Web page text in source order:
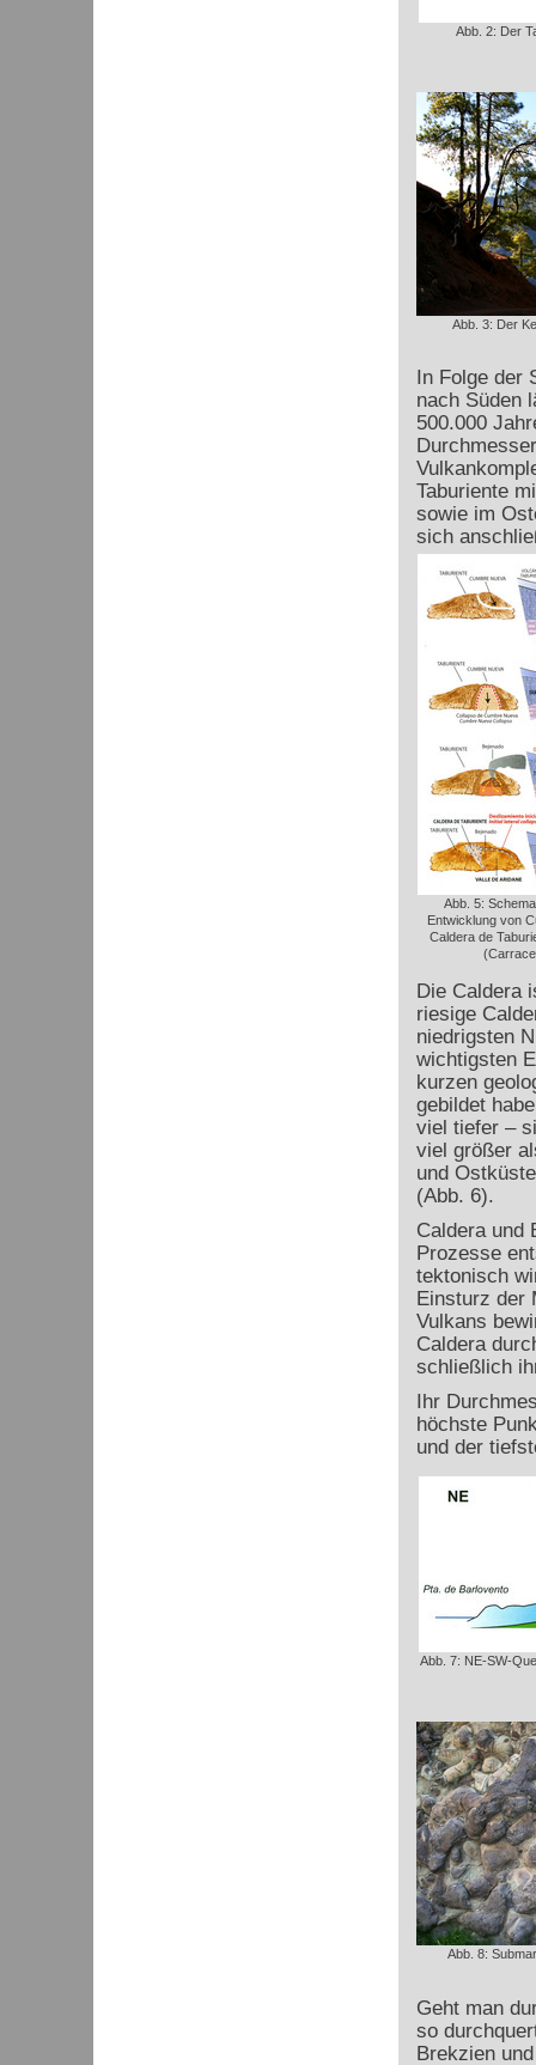
Abb. 2: Der
Abb. 3: Der
In Folge der
nach Süden
500.000
Taburiente
sowie im
sich
Abb. 5:
Entwicklung von
Caldera de
Die Caldera
riesige
niedrigsten
wichtigsten
kurzen
gebildet
viel tiefer –
viel größer
und
(Abb. 6).
Caldera und
Prozesse
tektonisch
Einsturz der
Vulkans
Caldera
schließlich
Ihr
höchste
und der
Abb. 7: NE-SW-
Abb. 8:
Geht man
so
Brekzien